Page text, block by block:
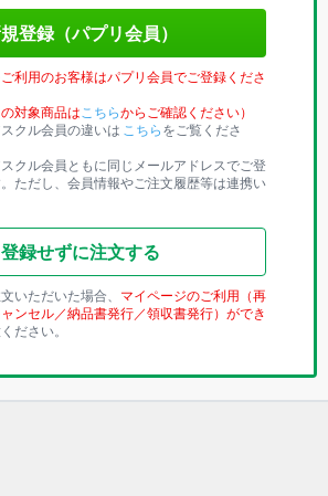
登録（パプリ会員）
利用のお客様はパプリ会員でご登録くださ
の対象商品はこちらからご確認ください）
クル会員の違いは こちら をご覧くださ
クル会員ともに同じメールアドレスでご登
ただし、会員情報やご注文履歴等は連携い
登録せずに注文する
いただいた場合、 マイページのご利用（再
ンセル／納品書発行／領収書発行）ができ
ださい。